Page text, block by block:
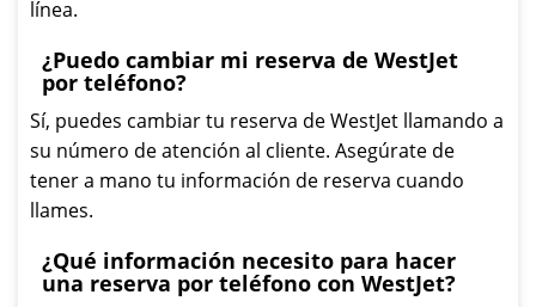
línea.
¿Puedo cambiar mi reserva de WestJet
por teléfono?
Sí, puedes cambiar tu reserva de WestJet llamando a
su número de atención al cliente. Asegúrate de
tener a mano tu información de reserva cuando
llames.
¿Qué información necesito para hacer
una reserva por teléfono con WestJet?